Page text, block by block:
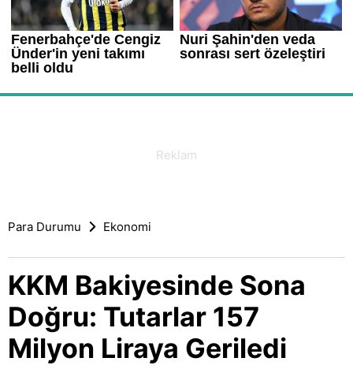
Para Durumu Ekonomi
KKM Bakiyesinde Sona
Doğru: Tutarlar 157
Milyon Liraya Geriledi